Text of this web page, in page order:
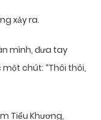
xảy ra.
mình, đưa tay
chút: “Thôi thôi,
Tiểu Khương,